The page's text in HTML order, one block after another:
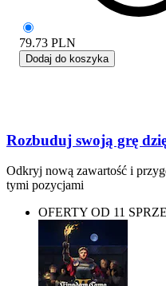
79.73 PLN
Dodaj do koszyka
Rozbuduj swoją grę
Odkryj nową zawartość i
tymi pozycjami
OFERTY OD 11